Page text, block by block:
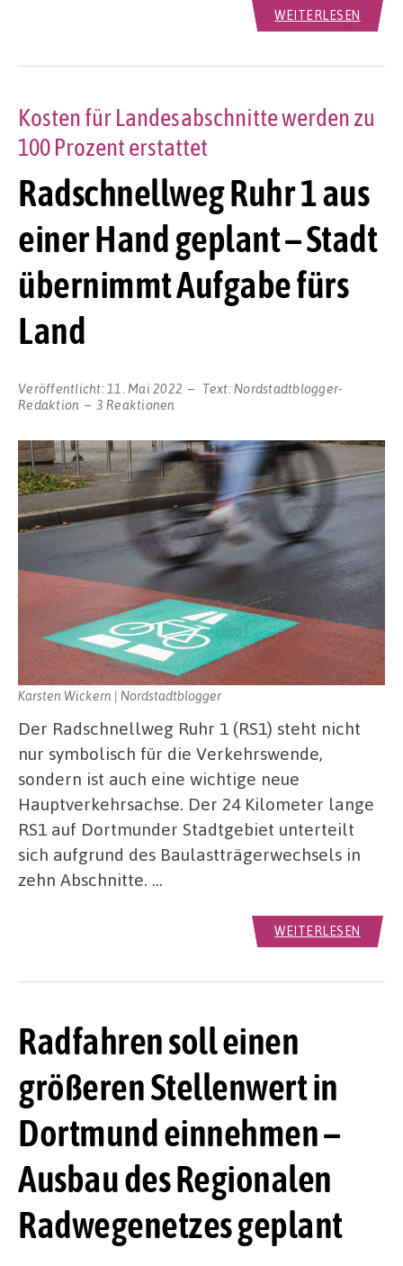
WEITERLESEN
Radschnellweg Ruhr 1 aus
einer Hand geplant – Stadt
übernimmt Aufgabe fürs
Land
Kosten für Landesabschnitte werden zu
100 Prozent erstattet
Veröffentlicht: 11. Mai 2022 Text: Nordstadtblogger-
Redaktion
3 Reaktionen
Karsten Wickern | Nordstadtblogger
Der Radschnellweg Ruhr 1 (RS1) steht nicht
nur symbolisch für die Verkehrswende,
sondern ist auch eine wichtige neue
Hauptverkehrsachse. Der 24 Kilometer lange
RS1 auf Dortmunder Stadtgebiet unterteilt
sich aufgrund des Baulastträgerwechsels in
zehn Abschnitte. …
WEITERLESEN
Radfahren soll einen
größeren Stellenwert in
Dortmund einnehmen –
Ausbau des Regionalen
Radwegenetzes geplant